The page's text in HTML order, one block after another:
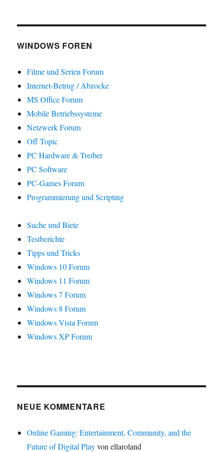
WINDOWS FOREN
Filme und Serien Forum
Internet-Betrug / Abzocke
MS Office Forum
Mobile Betriebssysteme
Netzwerk Forum
Off Topic
PC Hardware & Treiber
PC Software
PC-Games Forum
Programmierung und Scripting
Suche und Biete
Testberichte
Tipps und Tricks
Windows 10 Forum
Windows 11 Forum
Windows 7 Forum
Windows 8 Forum
Windows Vista Forum
Windows XP Forum
NEUE KOMMENTARE
Online Gaming: Entertainment, Community, and the
Future of Digital Playvon ellaroland